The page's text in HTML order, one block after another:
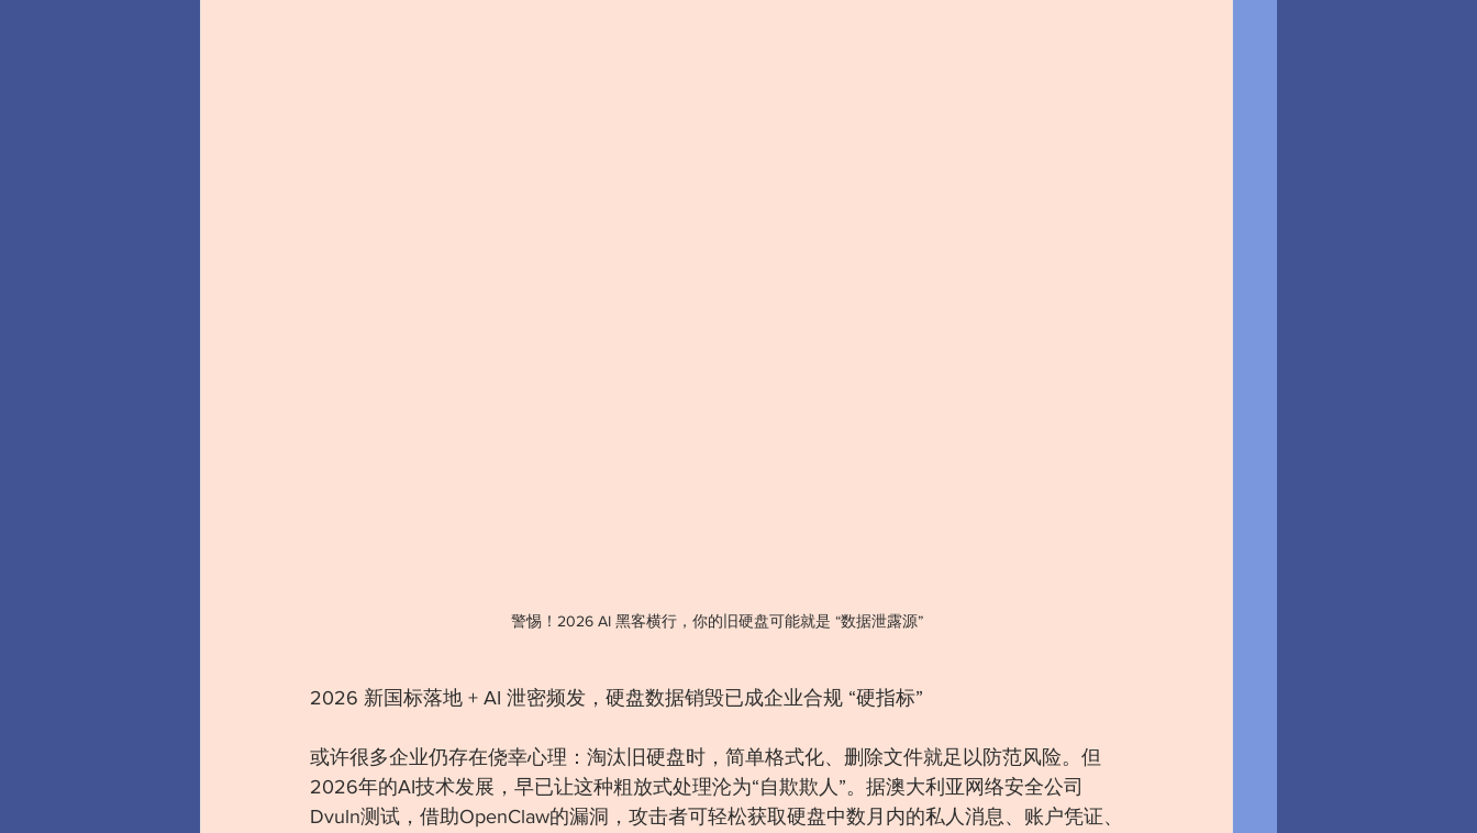
警惕！2026 AI 黑客横行，你的旧硬盘可能就是 “数据泄露源”
2026 新国标落地 + AI 泄密频发，硬盘数据销毁已成企业合规 “硬指标”
或许很多企业仍存在侥幸心理：淘汰旧硬盘时，简单格式化、删除文件就足以防范风险。但
2026年的AI技术发展，早已让这种粗放式处理沦为“自欺欺人”。据澳大利亚网络安全公司
Dvuln测试，借助OpenClaw的漏洞，攻击者可轻松获取硬盘中数月内的私人消息、账户凭证、